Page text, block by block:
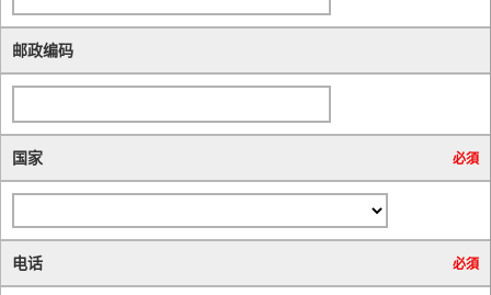
邮政编码
国家 必須
电话 必須